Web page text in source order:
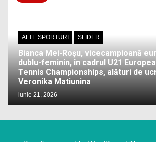
ALTE SPORTURI SLIDER
Bianca Mei-Roșu, vicecampioană
dublu-feminin, în cadrul U21
Tennis Championships, alături de
Veronika Matiunina
iunie 21, 2026